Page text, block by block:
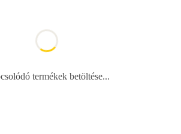
termékek betöltése...